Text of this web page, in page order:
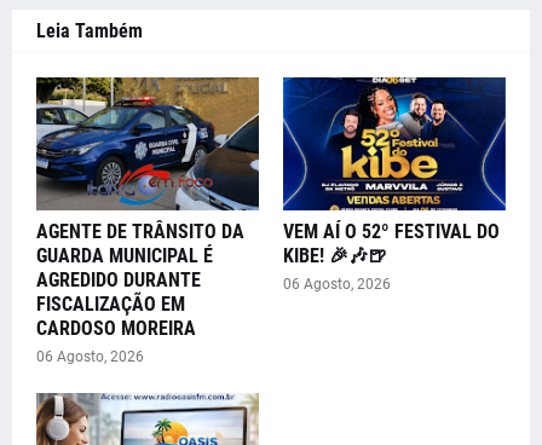
Leia Também
AGENTE DE TRÂNSITO DA
GUARDA MUNICIPAL É
AGREDIDO DURANTE
FISCALIZAÇÃO EM
CARDOSO MOREIRA
06 Agosto, 2026
VEM AÍ O 52º FESTIVAL DO
KIBE! 🎉🎶🍺
06 Agosto, 2026